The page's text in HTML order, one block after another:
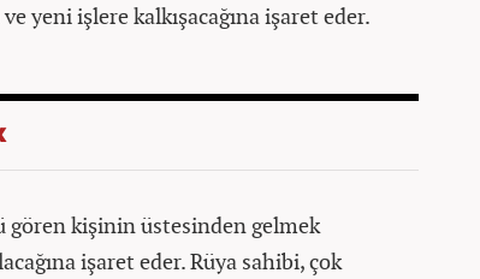
yeni işlere kalkışacağına işaret eder.
gören kişinin üstesinden gelmek
işaret eder. Rüya sahibi, çok